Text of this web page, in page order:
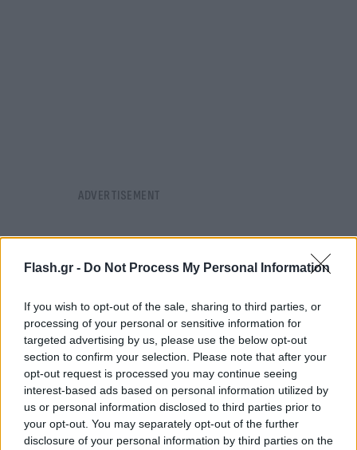
Flash.gr - Do Not Process My Personal Information
If you wish to opt-out of the sale, sharing to third parties, or
processing of your personal or sensitive information for
targeted advertising by us, please use the below opt-out
section to confirm your selection. Please note that after your
opt-out request is processed you may continue seeing
interest-based ads based on personal information utilized by
us or personal information disclosed to third parties prior to
your opt-out. You may separately opt-out of the further
disclosure of your personal information by third parties on the